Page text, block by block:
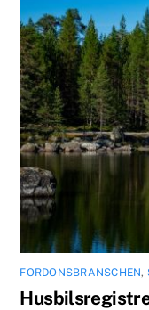
FORDONSBRANSCHEN,